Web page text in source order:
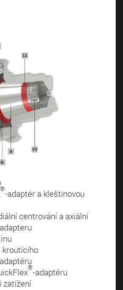
®-adaptér a kleštinovou
centrování a axiální
adapteru
kroutícího
®-adaptéru
zatížení